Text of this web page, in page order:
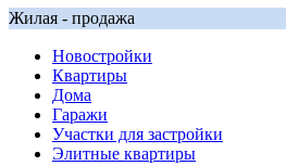
Жилая - продажа
Новостройки
Квартиры
Дома
Гаражи
Участки для застройки
Элитные квартиры